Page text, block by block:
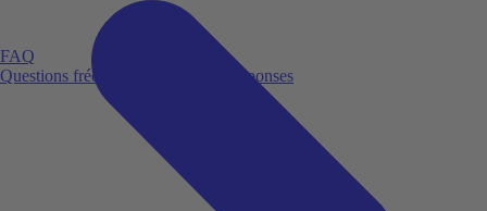
FAQ
Questions fréquemment posées et réponses